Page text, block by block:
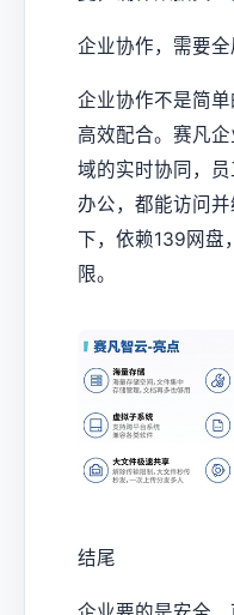
企业协作，需要全
企业协作不是简
高效配合。赛凡
域的实时协同，
办公，都能访问
下，依赖139网盘
限。
结尾